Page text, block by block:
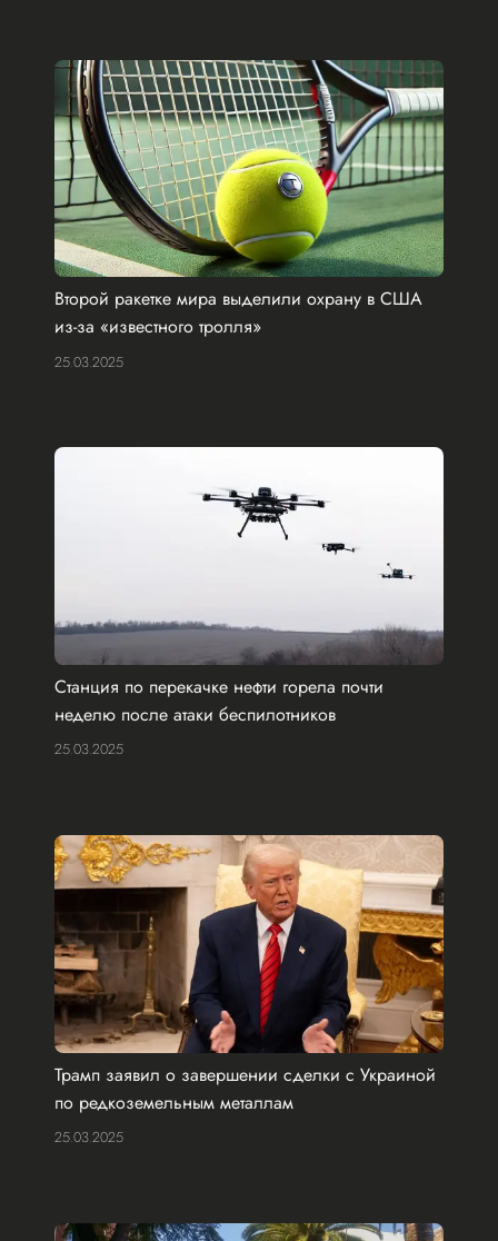
Второй ракетке мира выделили охрану в США
из-за «известного тролля»
25.03.2025
Станция по перекачке нефти горела почти
неделю после атаки беспилотников
25.03.2025
Трамп заявил о завершении сделки с Украиной
по редкоземельным металлам
25.03.2025